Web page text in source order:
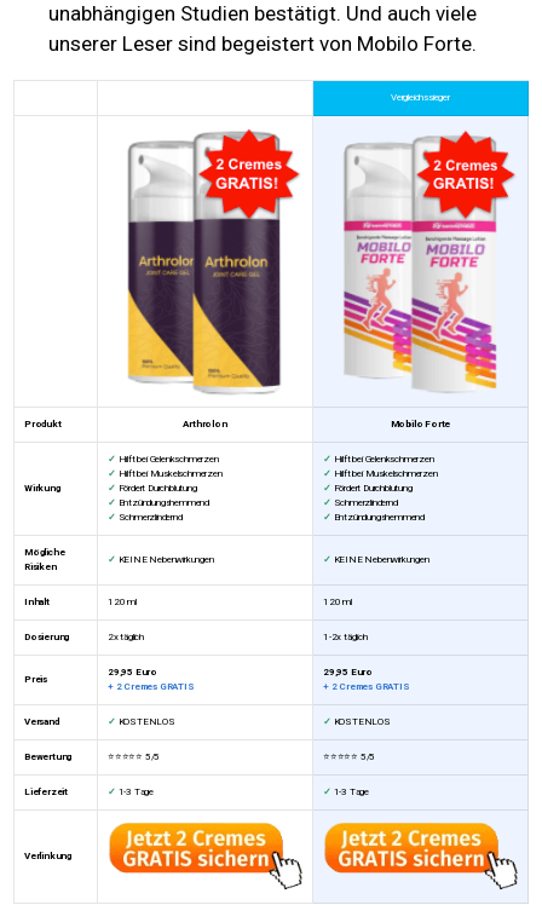
unabhängigen Studien bestätigt. Und auch viele
unserer Leser sind begeistert von Mobilo Forte.
Vergleichssieger
Produkt Arthrolon Mobilo Forte
Wirkung
✓ Hilft bei Gelenkschmerzen
✓ Hilft bei Muskelschmerzen
✓ Fördert Durchblutung
✓ Entzündungshemmend
✓ Schmerzlindernd
✓ Hilft bei Gelenkschmerzen
✓ Hilft bei Muskelschmerzen
✓ Fördert Durchblutung
✓ Schmerzlindernd
✓ Entzündungshemmend
Mögliche
Risiken
✓ KEINE Nebenwirkungen ✓ KEINE Nebenwirkungen
Inhalt 120 ml 120 ml
Dosierung 2x täglich 1-2x täglich
Preis
29,95 Euro
+ 2 Cremes GRATIS
29,95 Euro
+ 2 Cremes GRATIS
Versand ✓ KOSTENLOS ✓ KOSTENLOS
Bewertung ⭐⭐⭐⭐⭐ 5/5 ⭐⭐⭐⭐⭐ 5/5
Lieferzeit ✓ 1-3 Tage ✓ 1-3 Tage
Verlinkung